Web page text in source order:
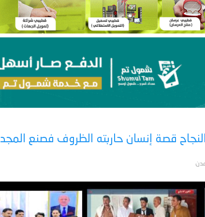
قصة إنسان حاربته الظروف فصنع المجد